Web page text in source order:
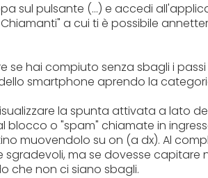
sul pulsante (…) e accedi
a cui ti è possibile
se hai compiuto senza sbagli i
smartphone aprendo la
la spunta attivata a lato
blocco o "spam" chiamate in
muovendolo su on (a dx). Al
ma se dovesse capitare
che non ci siano sbagli.